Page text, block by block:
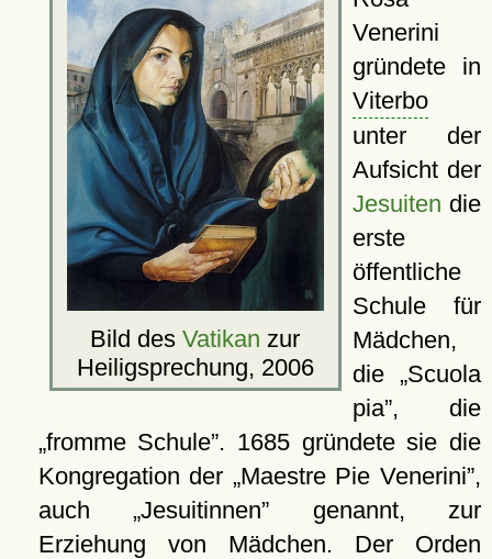
Bild desVatikan zur
Heiligsprechung, 2006
Venerini
gründete in
Viterbo
unter der
Aufsicht der
Jesuiten die
erste
öffentliche
Schule für
Mädchen,
die
Scuola
pia , die
fromme Schule . 1685 gründete sie die
Kongregation der
Maestre Pie Venerini ,
auch Jesuitinnen
genannt, zur
Erziehung von Mädchen. Der Orden